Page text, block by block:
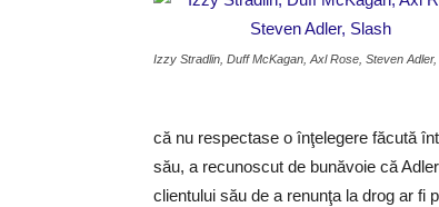
Izzy Stradlin, Duff McKagan, Axl Rose, Steven Adler,
că nu respectase o înţelegere făcută
său, a recunoscut de bunăvoie că
clientului său de a renunţa la drog ar fi